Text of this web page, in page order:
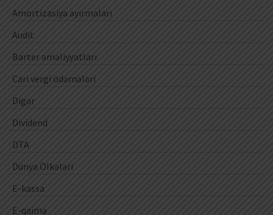
Amortizasiya ayırmaları
Audit
Barter əməliyyatları
Cari vergi ödəmələri
Digər
Dividend
DTA
Dünya Ölkələri
E-kassa
E-qaimə